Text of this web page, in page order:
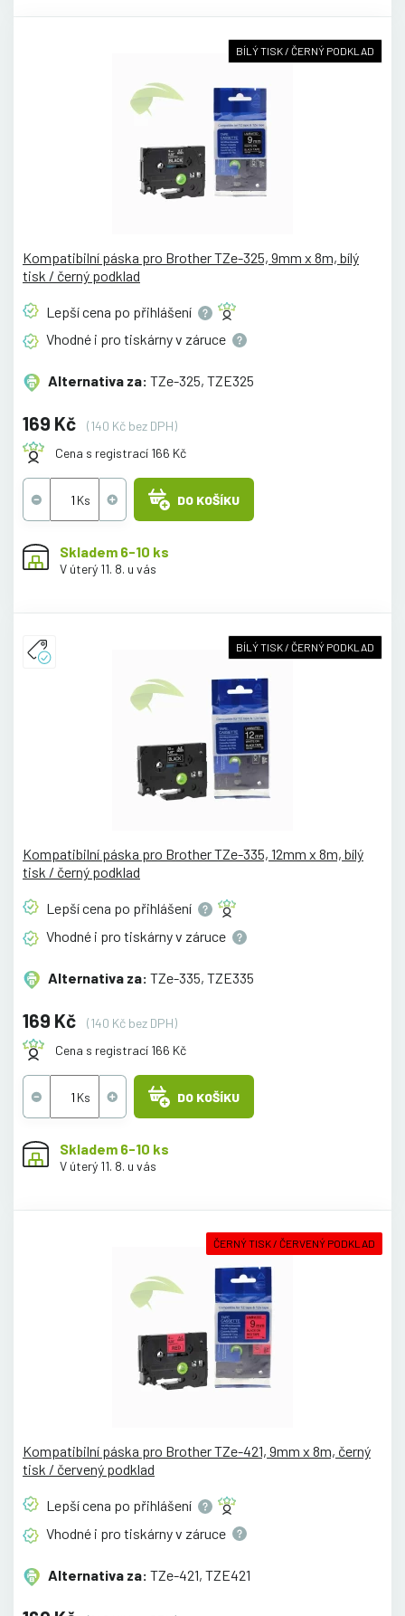
BÍLÝ TISK / ČERNÝ PODKLAD
Kompatibilní páska pro Brother TZe-325, 9mm x 8m, bílý
tisk / černý podklad
Lepší cena po přihlášení
Vhodné i pro tiskárny v záruce
Alternativa za: TZe-325, TZE325
169 Kč
(140 Kč bez DPH)
Cena s registrací 166 Kč
DO KOŠÍKU
Skladem 6-10 ks
V úterý 11. 8. u vás
BÍLÝ TISK / ČERNÝ PODKLAD
Kompatibilní páska pro Brother TZe-335, 12mm x 8m, bílý
tisk / černý podklad
Lepší cena po přihlášení
Vhodné i pro tiskárny v záruce
Alternativa za: TZe-335, TZE335
169 Kč
(140 Kč bez DPH)
Cena s registrací 166 Kč
DO KOŠÍKU
Skladem 6-10 ks
V úterý 11. 8. u vás
ČERNÝ TISK / ČERVENÝ PODKLAD
Kompatibilní páska pro Brother TZe-421, 9mm x 8m, černý
tisk / červený podklad
Lepší cena po přihlášení
Vhodné i pro tiskárny v záruce
Alternativa za: TZe-421, TZE421